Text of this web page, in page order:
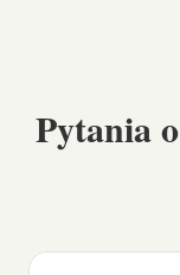
Pytania o